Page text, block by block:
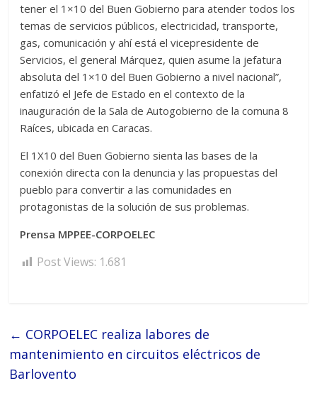
tener el 1×10 del Buen Gobierno para atender todos los
temas de servicios públicos, electricidad, transporte,
gas, comunicación y ahí está el vicepresidente de
Servicios, el general Márquez, quien asume la jefatura
absoluta del 1×10 del Buen Gobierno a nivel nacional”,
enfatizó el Jefe de Estado en el contexto de la
inauguración de la Sala de Autogobierno de la comuna 8
Raíces, ubicada en Caracas.
El 1X10 del Buen Gobierno sienta las bases de la
conexión directa con la denuncia y las propuestas del
pueblo para convertir a las comunidades en
protagonistas de la solución de sus problemas.
Prensa MPPEE-CORPOELEC
Post Views: 1.681
← CORPOELEC realiza labores de
mantenimiento en circuitos eléctricos de
Barlovento